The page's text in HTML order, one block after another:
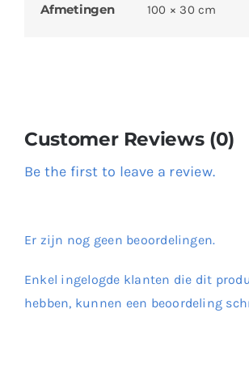
Afmetingen 100 × 30 cm
Customer Reviews (0)
Be the first to leave a review.
Er zijn nog geen beoordelingen.
Enkel ingelogde klanten die dit
hebben, kunnen een beoordeling